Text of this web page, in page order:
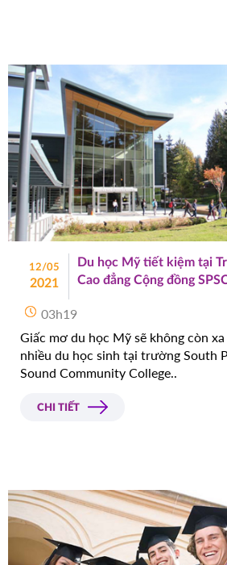
12/05
2021
Du học Mỹ tiết kiệm tại
Cao đẳng Cộng đồng
03h19
Giấc mơ du học Mỹ sẽ không còn
nhiều du học sinh tại trường South
Sound Community College..
CHI TIẾT